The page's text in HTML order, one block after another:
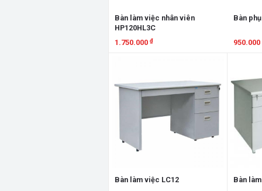
Bàn làm việc nhân viên
HP120HL3C
1.750.000 ₫
Bàn
950.000
Bàn làm việc LC12 Bàn